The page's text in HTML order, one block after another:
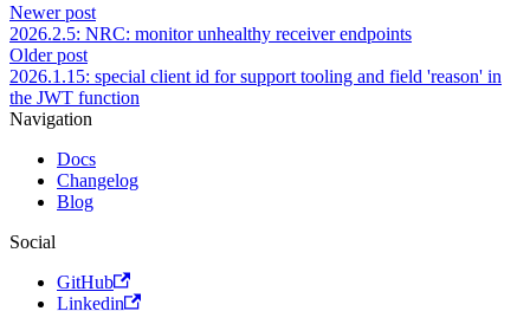
Newer post
2026.2.5: NRC: monitor unhealthy receiver endpoints
Older post
2026.1.15: special client id for support tooling and field 'reason' in
the JWT function
Navigation
Docs
Changelog
Blog
Social
GitHub
Linkedin